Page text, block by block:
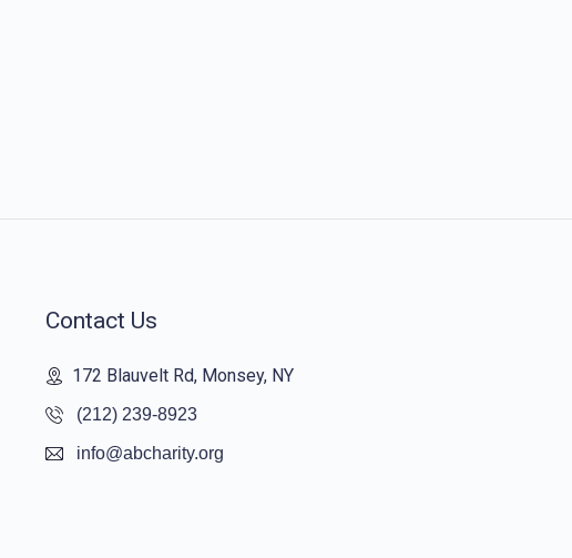
Contact Us
172 Blauvelt Rd, Monsey, NY
(212) 239-8923
info@abcharity.org